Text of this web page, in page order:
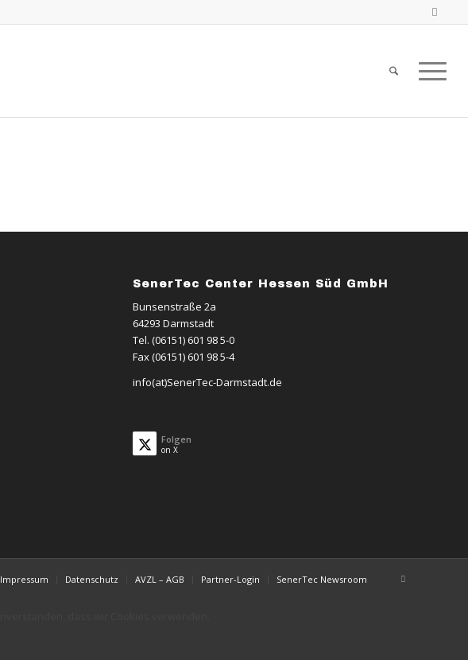
SenerTec Center Hessen Süd GmbH
Bunsenstraße 2a
64293 Darmstadt
Tel. (06151) 601 98 5-0
Fax (06151) 601 98 5-4
info(at)SenerTec-Darmstadt.de
Folgen
on X
Impressum Datenschutz AVZL – AGB Partner-Login SenerTec Newsroom